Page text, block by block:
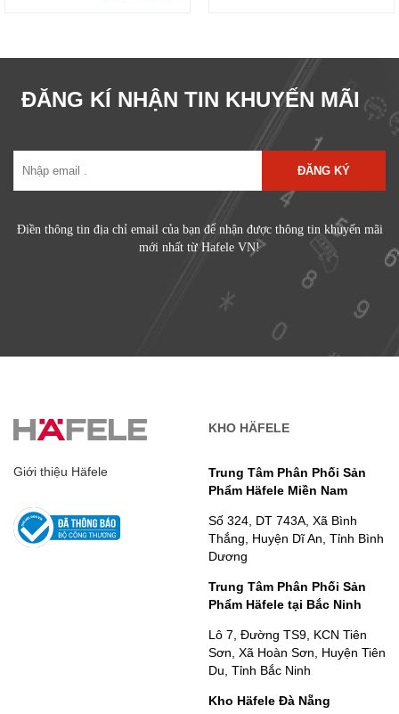
ĐĂNG KÍ NHẬN TIN KHUYẾN MÃI
ĐĂNG KÝ
Điền thông tin địa chỉ email của bạn để nhận được thông tin khuyến mãi
mới nhất từ Hafele VN!
Giới thiệu Häfele
KHO HÄFELE
Trung Tâm Phân Phối Sản
Phẩm Häfele Miền Nam
Số 324, DT 743A, Xã Bình
Thắng, Huyện Dĩ An, Tỉnh Bình
Dương
Trung Tâm Phân Phối Sản
Phẩm Häfele tại Bắc Ninh
Lô 7, Đường TS9, KCN Tiên
Sơn, Xã Hoàn Sơn, Huyện Tiên
Du, Tỉnh Bắc Ninh
Kho Häfele Đà Nẵng